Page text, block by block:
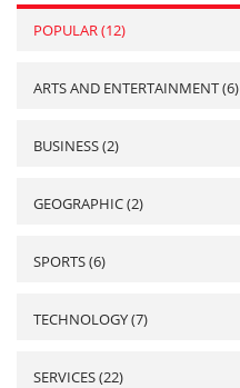
POPULAR (12)
ARTS AND ENTERTAINMENT (6)
BUSINESS (2)
GEOGRAPHIC (2)
SPORTS (6)
TECHNOLOGY (7)
SERVICES (22)